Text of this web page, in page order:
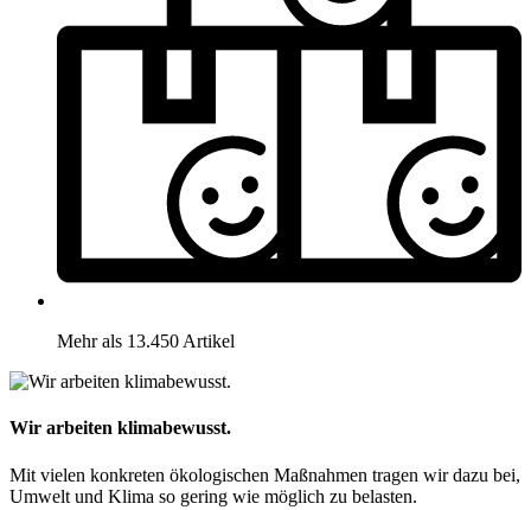
Mehr als 13.450 Artikel
Wir arbeiten klimabewusst.
Mit vielen konkreten ökologischen Maßnahmen tragen wir dazu bei,
Umwelt und Klima so gering wie möglich zu belasten.